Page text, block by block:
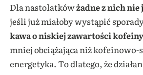
Dla nastolatkówżadne z nich nie
jeśli już miałoby wystąpić
kawa o niskiej zawartości kofeiny
mniej obciążająca niż kofeinowo-
energetyka. To dlatego, że